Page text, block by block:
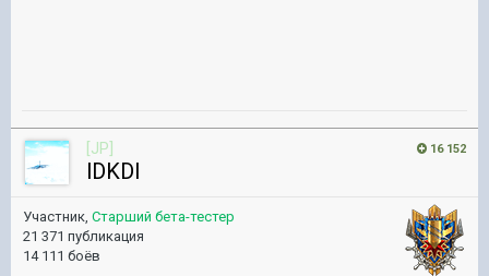
16 152
[JP]
lDKDl
Участник, Старший бета-тестер
21 371 публикация
14 111 боёв